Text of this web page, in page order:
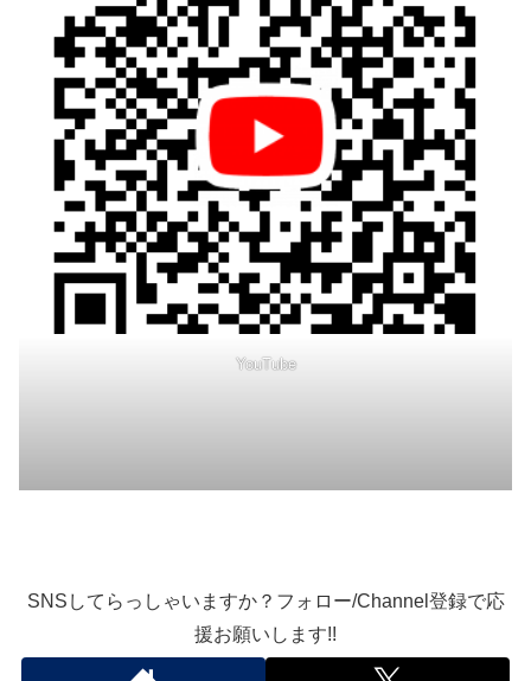
YouTube
SNSしてらっしゃいますか？フォロー/Channel登録で応
援お願いします!!